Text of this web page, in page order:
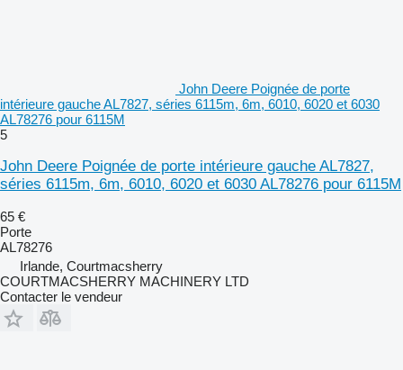
John Deere Poignée de porte
intérieure gauche AL7827, séries 6115m, 6m, 6010, 6020 et 6030
AL78276 pour 6115M
5
John Deere Poignée de porte intérieure gauche AL7827,
séries 6115m, 6m, 6010, 6020 et 6030 AL78276 pour 6115M
65 €
Porte
AL78276
Irlande, Courtmacsherry
COURTMACSHERRY MACHINERY LTD
Contacter le vendeur